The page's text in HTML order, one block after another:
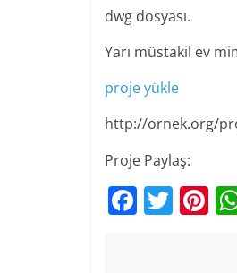
dwg dosyası.
Yarı müstakil ev
proje yükle
http://ornek.org/
Proje Paylaş:
F T Pi